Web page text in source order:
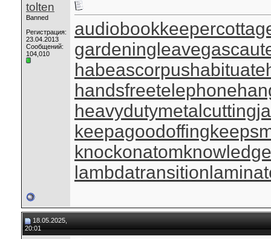
tolten
Banned
Регистрация:
23.04.2013
Сообщений:
104,010
audiobookkeeper
gardeningleave
habeascorpushabituate
handsfreetelephone
heavydutymetalcutting
keepagoodoffing
knockonatom
lambdatransition
18.05.2025,
20:01